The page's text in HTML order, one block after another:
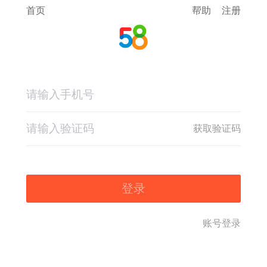
首页 帮助 注册
获取验证码
登录
账号登录